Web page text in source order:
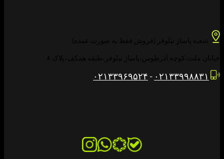
۰۲۱۳۳۹۹۸۸۳۱ - ۰۲۱۳۳۹۶۹۵۲۴